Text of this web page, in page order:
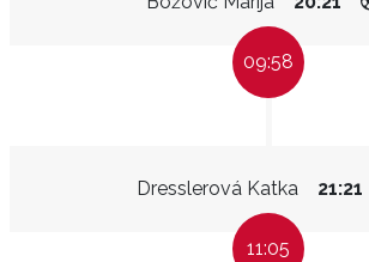
09:58
Dresslerová Katka 21:21
11:05